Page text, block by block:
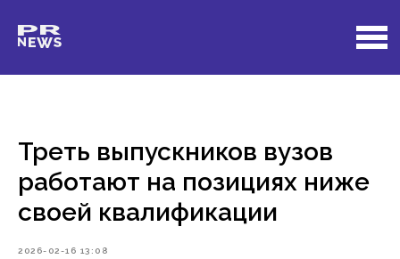
Треть выпускников вузов
работают на позициях ниже
своей квалификации
2026-02-16 13:08